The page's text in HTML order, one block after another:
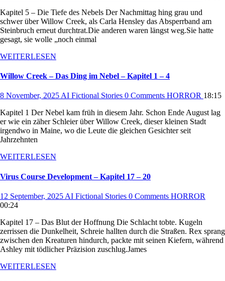
Kapitel 5 – Die Tiefe des Nebels Der Nachmittag hing grau und
schwer über Willow Creek, als Carla Hensley das Absperrband am
Steinbruch erneut durchtrat.Die anderen waren längst weg.Sie hatte
gesagt, sie wolle „noch einmal
WEITERLESEN
Willow Creek – Das Ding im Nebel – Kapitel 1 – 4
8 November, 2025 AI Fictional Stories 0 Comments HORROR 18:15
Kapitel 1 Der Nebel kam früh in diesem Jahr. Schon Ende August lag
er wie ein zäher Schleier über Willow Creek, dieser kleinen Stadt
irgendwo in Maine, wo die Leute die gleichen Gesichter seit
Jahrzehnten
WEITERLESEN
Virus Course Development – Kapitel 17 – 20
12 September, 2025 AI Fictional Stories 0 Comments HORROR
00:24
Kapitel 17 – Das Blut der Hoffnung Die Schlacht tobte. Kugeln
zerrissen die Dunkelheit, Schreie hallten durch die Straßen. Rex sprang
zwischen den Kreaturen hindurch, packte mit seinen Kiefern, während
Ashley mit tödlicher Präzision zuschlug.James
WEITERLESEN